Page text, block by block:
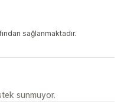
sağlanmaktadır.
sunmuyor.